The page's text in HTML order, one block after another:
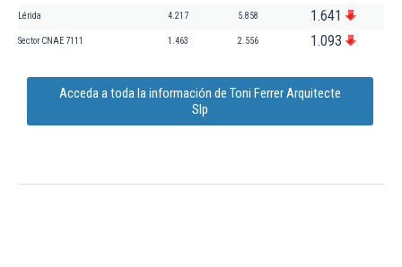
Lérida 4.217 5.858 1.641
Sector CNAE 7111 1.463 2.556 1.093
Acceda a toda la información de Toni Ferrer Arquitecte
Slp